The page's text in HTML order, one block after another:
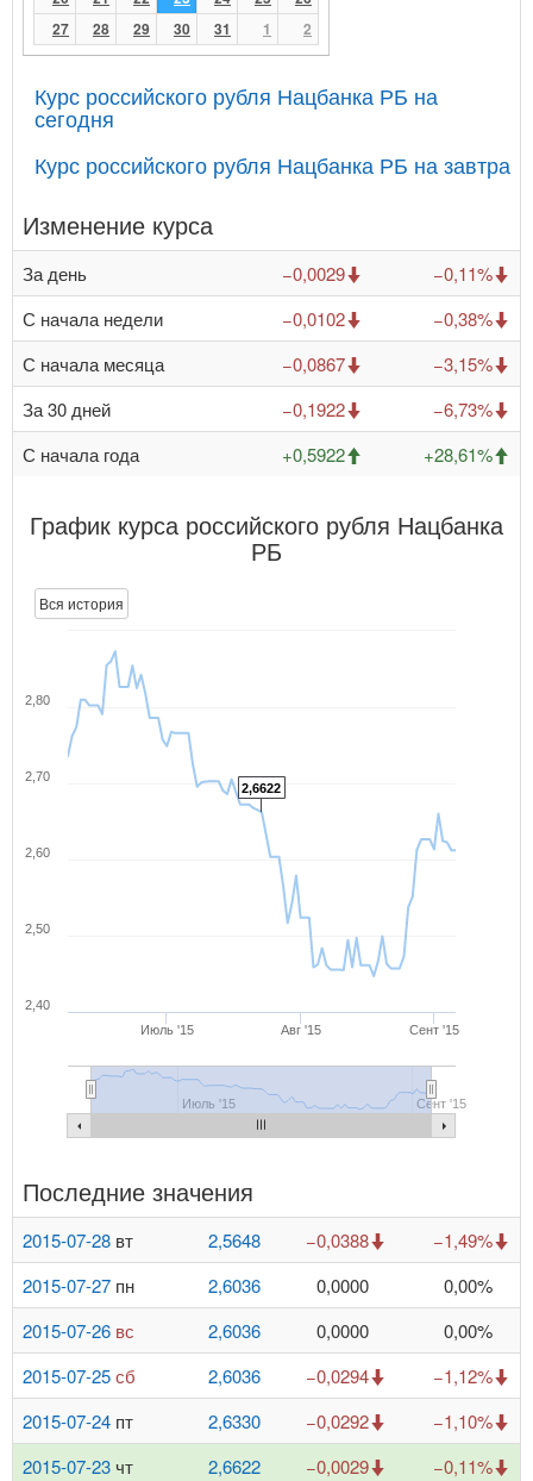
27
28 29 30 31 1 2
Курс российского рубля Нацбанка РБ на
сегодня
Курс российского рубля Нацбанка РБ на завтра
Изменение курса
За день −0,0029
−0,11%
С начала недели
−0,0102
−0,38%
С начала месяца
−0,0867
−3,15%
За 30 дней
−0,1922
−6,73%
С начала года
+0,5922 +28,61%
График курса российского рубля Нацбанка
РБ
Вся история
2,6622
Июль '15 Авг '15 Сент '15
Июль '15 Сент '15
2,40
2,50
2,60
2,70
2,80
Последние значения
2015-07-28 вт 2,5648 −0,0388
−1,49%
2015-07-27 пн 2,6036 0,0000
0,00%
2015-07-26 вс 2,6036 0,0000
0,00%
2015-07-25сб 2,6036 −0,0294
−1,12%
2015-07-24 пт 2,6330 −0,0292
−1,10%
2015-07-23 чт 2,6622 −0,0029
−0,11%